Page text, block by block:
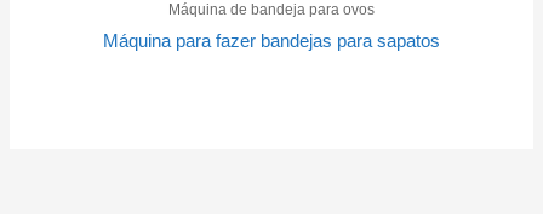
Máquina de bandeja para ovos
Máquina para fazer bandejas para sapatos